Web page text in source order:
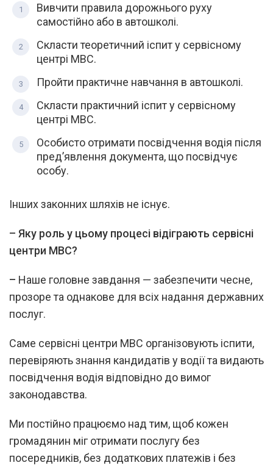
Вивчити правила дорожнього руху
самостійно або в автошколі.
Скласти теоретичний іспит у сервісному
центрі МВС.
Пройти практичне навчання в автошколі.
Скласти практичний іспит у сервісному
центрі МВС.
Особисто отримати посвідчення водія після
пред’явлення документа, що посвідчує
особу.
Інших законних шляхів не існує.
– Яку роль у цьому процесі відіграють сервісні
центри МВС?
– Наше головне завдання — забезпечити чесне,
прозоре та однакове для всіх надання державних
послуг.
Саме сервісні центри МВС організовують іспити,
перевіряють знання кандидатів у водії та видають
посвідчення водія відповідно до вимог
законодавства.
Ми постійно працюємо над тим, щоб кожен
громадянин міг отримати послугу без
посередників, без додаткових платежів і без